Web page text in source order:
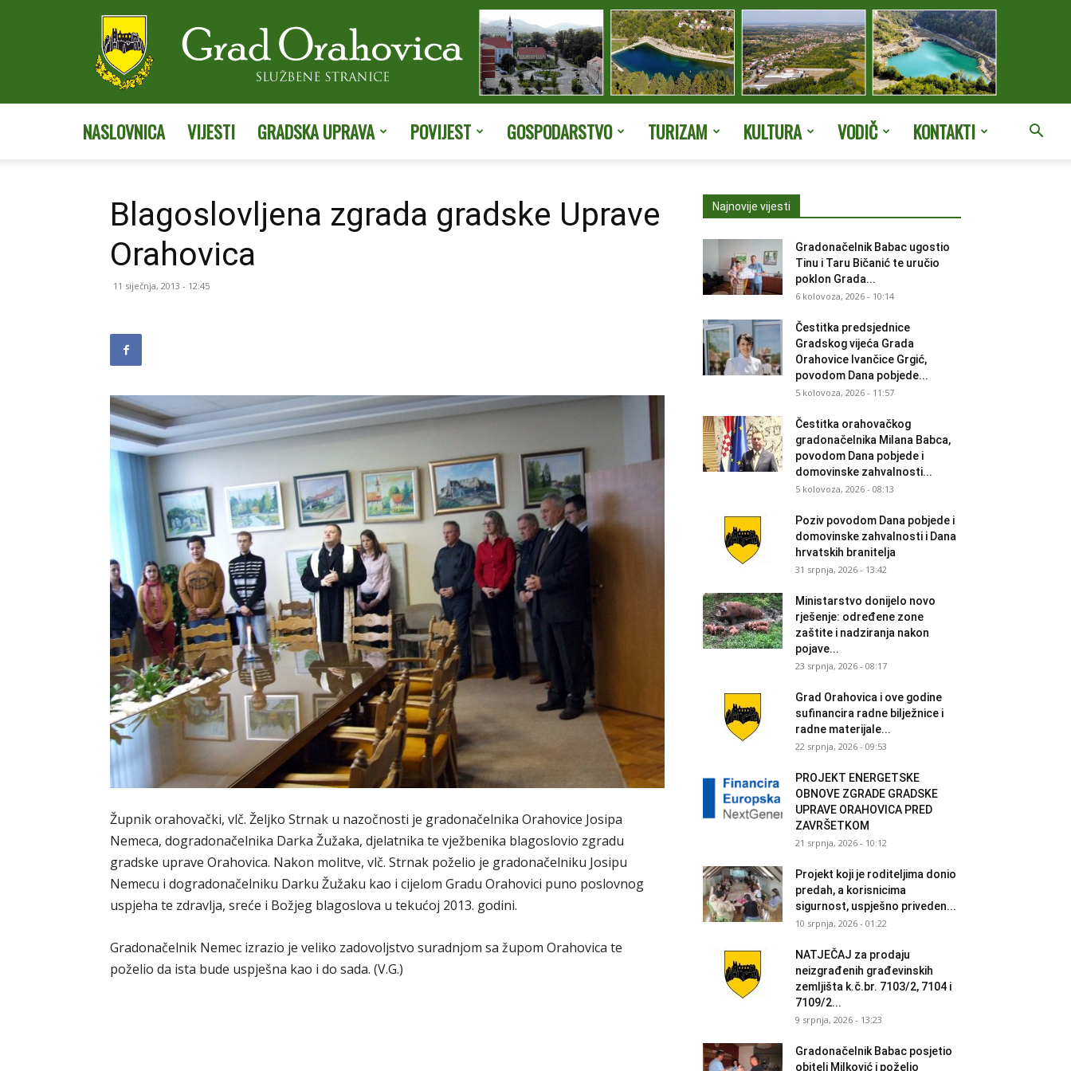
Orahovice
NASLOVNICA VIJESTI GRADSKA UPRAVA POVIJEST GOSPODARSTVO TURIZAM KULTURA VODIČ KONTAKTI
Blagoslovljena zgrada gradske Uprave
Orahovica
11 siječnja, 2013 - 12:45
Župnik orahovački, vlč. Željko Strnak u nazočnosti je gradonačelnika Orahovice Josipa
Nemeca, dogradonačelnika Darka Žužaka, djelatnika te vježbenika blagoslovio zgradu
gradske uprave Orahovica. Nakon molitve, vlč. Strnak poželio je gradonačelniku Josipu
Nemecu i dogradonačelniku Darku Žužaku kao i cijelom Gradu Orahovici puno poslovnog
uspjeha te zdravlja, sreće i Božjeg blagoslova u tekućoj 2013. godini.
Gradonačelnik Nemec izrazio je veliko zadovoljstvo suradnjom sa župom Orahovica te
poželio da ista bude uspješna kao i do sada. (V.G.)
Najnovije vijesti
Gradonačelnik Babac ugostio
Tinu i Taru Bičanić te uručio
poklon Grada...
6 kolovoza, 2026 - 10:14
Čestitka predsjednice
Gradskog vijeća Grada
Orahovice Ivančice Grgić,
povodom Dana pobjede...
5 kolovoza, 2026 - 11:57
Čestitka orahovačkog
gradonačelnika Milana Babca,
povodom Dana pobjede i
domovinske zahvalnosti...
5 kolovoza, 2026 - 08:13
Poziv povodom Dana pobjede i
domovinske zahvalnosti i Dana
hrvatskih branitelja
31 srpnja, 2026 - 13:42
Ministarstvo donijelo novo
rješenje: određene zone
zaštite i nadziranja nakon
pojave...
23 srpnja, 2026 - 08:17
Grad Orahovica i ove godine
sufinancira radne bilježnice i
radne materijale...
22 srpnja, 2026 - 09:53
PROJEKT ENERGETSKE
OBNOVE ZGRADE GRADSKE
UPRAVE ORAHOVICA PRED
ZAVRŠETKOM
21 srpnja, 2026 - 10:12
Projekt koji je roditeljima donio
predah, a korisnicima
sigurnost, uspješno priveden...
10 srpnja, 2026 - 01:22
NATJEČAJ za prodaju
neizgrađenih građevinskih
zemljišta k.č.br. 7103/2, 7104 i
7109/2...
9 srpnja, 2026 - 13:23
Gradonačelnik Babac posjetio
obitelj Milković i poželio